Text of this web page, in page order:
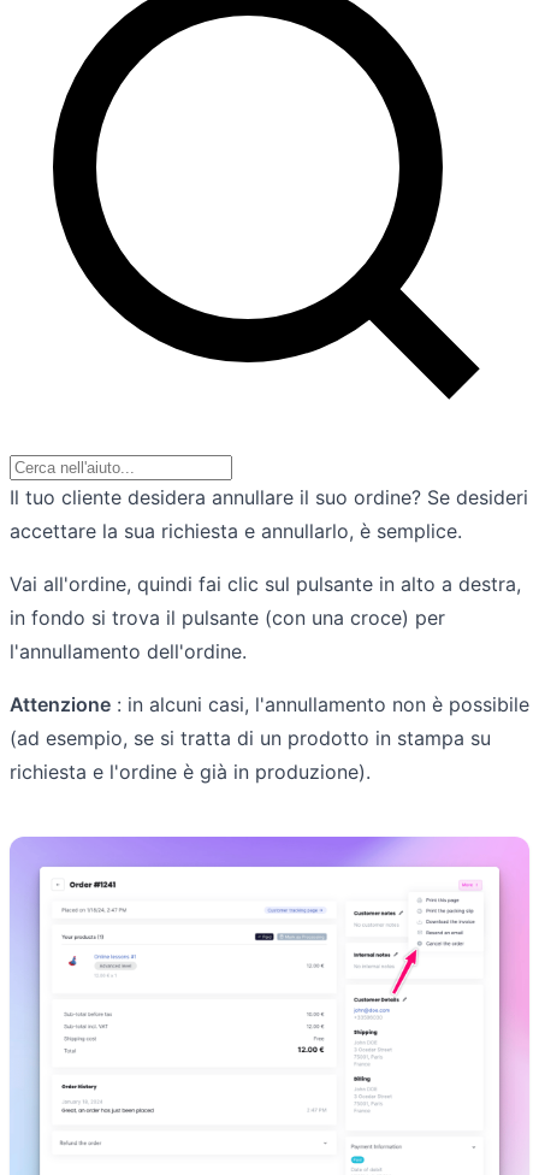
Il tuo cliente desidera annullare il suo ordine? Se desideri
accettare la sua richiesta e annullarlo, è semplice.
Vai all'ordine, quindi fai clic sul pulsante in alto a destra,
in fondo si trova il pulsante (con una croce) per
l'annullamento dell'ordine.
Attenzione : in alcuni casi, l'annullamento non è possibile
(ad esempio, se si tratta di un prodotto in stampa su
richiesta e l'ordine è già in produzione).